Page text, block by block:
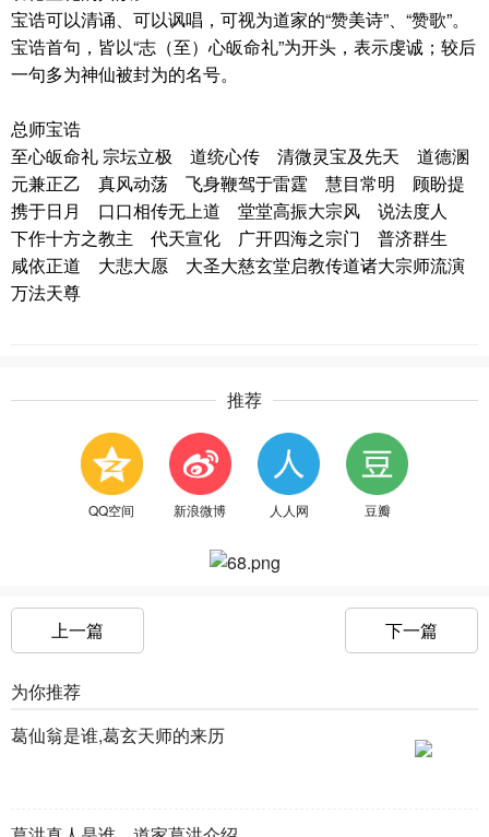
宝诰可以清诵、可以讽唱，可视为道家的“赞美诗”、“赞歌”。
宝诰首句，皆以“志（至）心皈命礼”为开头，表示虔诚；较后
一句多为神仙被封为的名号。
总师宝诰
至心皈命礼 宗坛立极 道统心传 清微灵宝及先天 道德溷
元兼正乙 真风动荡 飞身鞭驾于雷霆 慧目常明 顾盼提
携于日月 口口相传无上道 堂堂高振大宗风 说法度人
下作十方之教主 代天宣化 广开四海之宗门 普济群生
咸依正道 大悲大愿 大圣大慈玄堂启教传道诸大宗师流演
万法天尊
推荐
QQ空间 新浪微博 人人网 豆瓣
上一篇 下一篇
为你推荐
葛仙翁是谁,葛玄天师的来历